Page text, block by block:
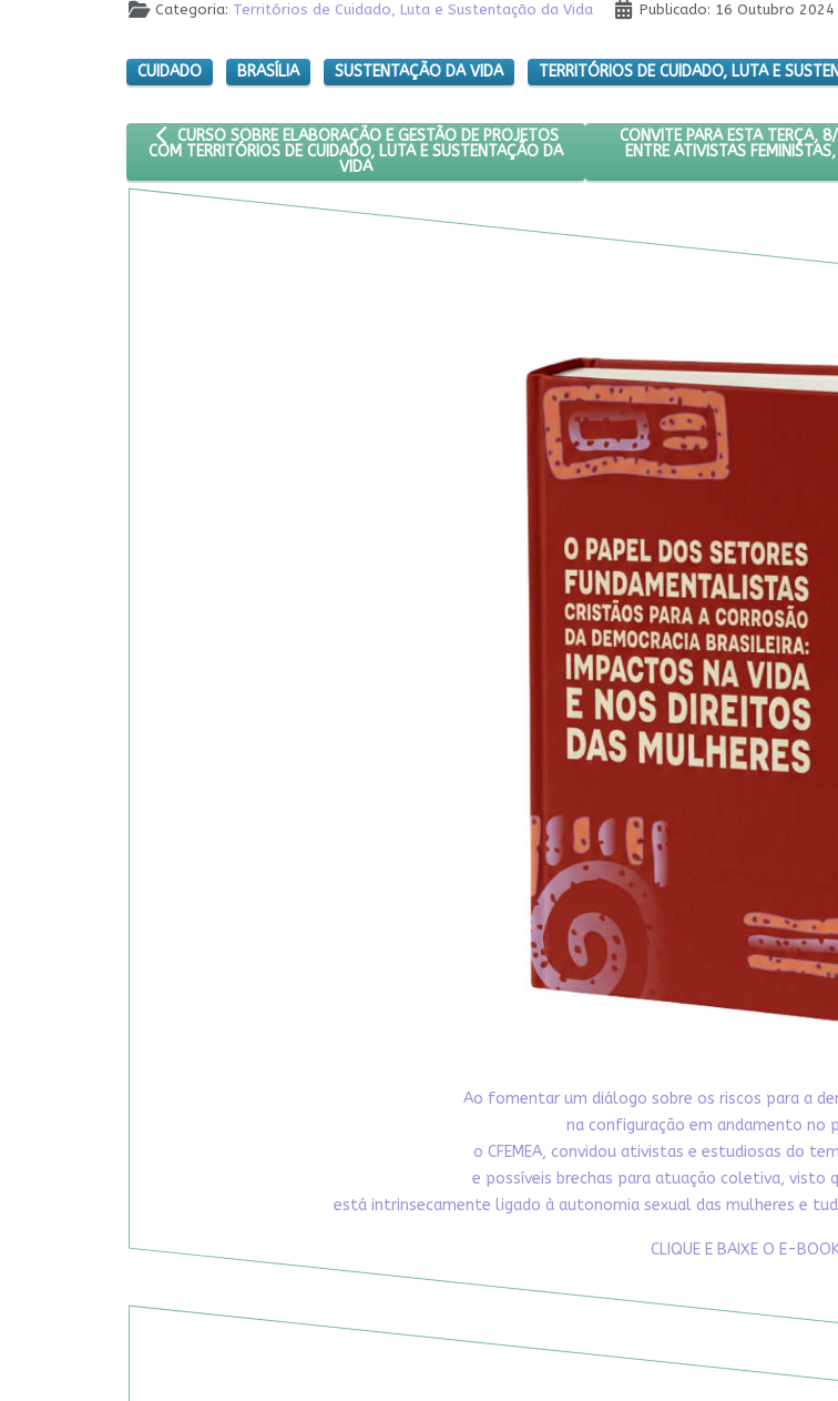
Categoria: Territórios de Cuidado, Luta e Sustentação da Vida Publicado: 16 Outubro 2024
CUIDADO BRASÍLIA SUSTENTAÇÃO DA VIDA TERRITÓRIOS DE CUIDADO, LUTA E
ARTIGO ANTERIOR: CURSO SOBRE ELABORAÇÃO E GESTÃO DE PROJETOS COM TERRITÓRIOS
CURSO SOBRE ELABORAÇÃO E GESTÃO DE PROJETOS
COM TERRITÓRIOS DE CUIDADO, LUTA E SUSTENTAÇÃO DA
VIDA
PRÓXIMO ARTIGO: CONVITE
CONVITE PARA ESTA TERÇA,
ENTRE ATIVISTAS
Ao fomentar um diálogo sobre os riscos para a
na configuração em andamento no
o CFEMEA, convidou ativistas e estudiosas do
e possíveis brechas para atuação coletiva, visto
está intrinsecamente ligado à autonomia sexual das mulheres e
CLIQUE E BAIXE O E-